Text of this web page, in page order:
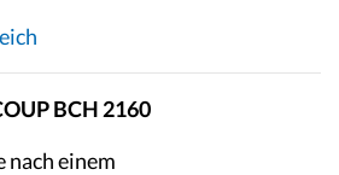
BCH 2160
nach einem